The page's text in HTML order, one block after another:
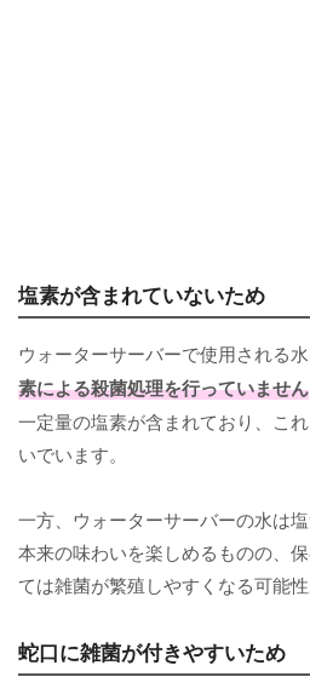
塩素が含まれていないため
ウォーターサーバーで使用される
素による殺菌処理を行っていません
一定量の塩素が含まれており、こ
いでいます。
一方、ウォーターサーバーの水は
本来の味わいを楽しめるものの、
ては雑菌が繁殖しやすくなる可能性
蛇口に雑菌が付きやすいため